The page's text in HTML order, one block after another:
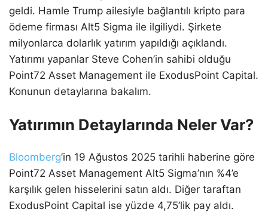
geldi. Hamle Trump ailesiyle bağlantılı kripto para
ödeme firması Alt5 Sigma ile ilgiliydi. Şirkete
milyonlarca dolarlık yatırım yapıldığı açıklandı.
Yatırımı yapanlar Steve Cohen’in sahibi olduğu
Point72 Asset Management ile ExodusPoint Capital.
Konunun detaylarına bakalım.
Yatırımın Detaylarında Neler Var?
Bloomberg’in 19 Ağustos 2025 tarihli haberine göre
Point72 Asset Management Alt5 Sigma’nın %4’e
karşılık gelen hisselerini satın aldı. Diğer taraftan
ExodusPoint Capital ise yüzde 4,75’lik pay aldı.